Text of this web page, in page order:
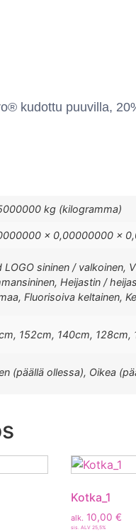
kudottu puuvilla,
kg (kilogramma)
× 0,00000000 ×
LOGO sininen / valkoinen,
Heijastin /
Fluorisoiva keltainen,
152cm, 140cm, 128cm,
(päällä ollessa), Oikea
Kotka_1
alk. 10,00 €
sis. ALV 25,5%